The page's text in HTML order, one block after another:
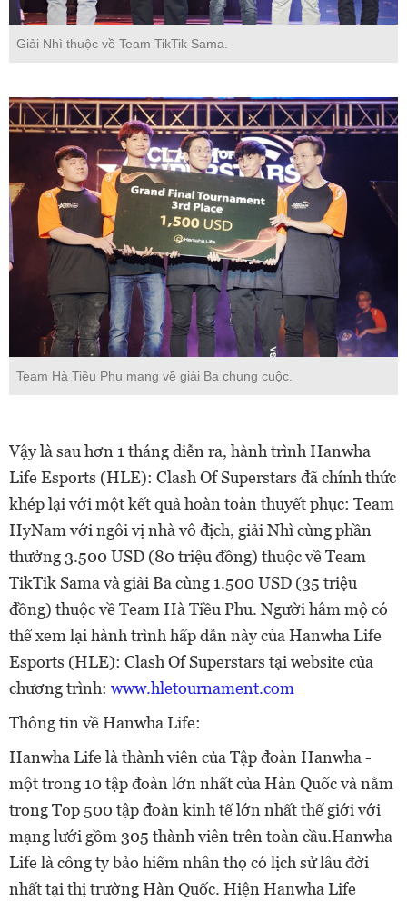
Giải Nhì thuộc về Team TikTik Sama.
Team Hà Tiều Phu mang về giải Ba chung cuộc.
Vậy là sau hơn 1 tháng diễn ra, hành trình Hanwha
Life Esports (HLE): Clash Of Superstars đã chính thức
khép lại với một kết quả hoàn toàn thuyết phục: Team
HyNam với ngôi vị nhà vô địch, giải Nhì cùng phần
thưởng 3.500 USD (80 triệu đồng) thuộc về Team
TikTik Sama và giải Ba cùng 1.500 USD (35 triệu
đồng) thuộc về Team Hà Tiều Phu. Người hâm mộ có
thể xem lại hành trình hấp dẫn này của Hanwha Life
Esports (HLE): Clash Of Superstars tại website của
chương trình: www.hletournament.com
Thông tin về Hanwha Life:
Hanwha Life là thành viên của Tập đoàn Hanwha -
một trong 10 tập đoàn lớn nhấtcủa Hàn Quốc và nằm
trong Top 500 tập đoàn kinh tế lớn nhất thế giới với
mạng lưới gồm 305 thành viên trên toàn cầu.Hanwha
Life là công ty bảo hiểm nhân thọ có lịch sử lâu đời
nhất tại thị trường Hàn Quốc. Hiện Hanwha Life